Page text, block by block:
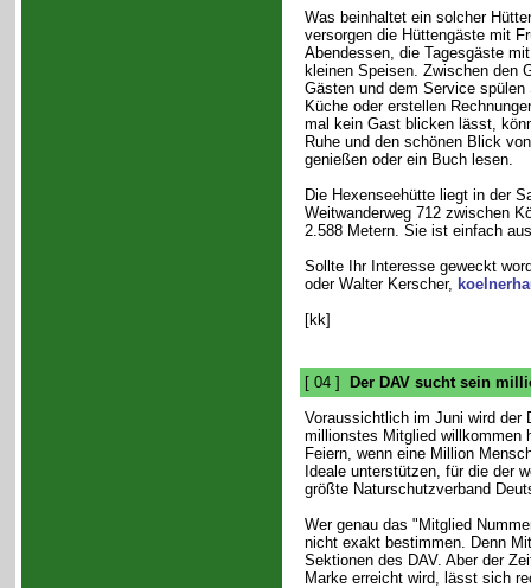
Was beinhaltet ein solcher
versorgen die Hüttengäste mit
Abendessen, die Tagesgäste
kleinen Speisen. Zwischen den
Gästen und dem Service spülen
Küche oder erstellen
mal kein Gast blicken lässt,
Ruhe und den schönen Blick
genießen oder ein Buch lesen.
Die Hexenseehütte liegt in der
Weitwanderweg 712 zwischen
2.588 Metern. Sie ist einfach
Sollte Ihr Interesse geweckt
oder Walter Kerscher,
[kk]
[ 04 ]
Der DAV sucht sein
Voraussichtlich im Juni wird der
millionstes Mitglied willkommen
Feiern, wenn eine Million
Ideale unterstützen, für die der
größte Naturschutzverband
Wer genau das "Mitglied
nicht exakt bestimmen. Denn
Sektionen des DAV. Aber der
Marke erreicht wird, lässt sich